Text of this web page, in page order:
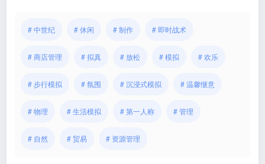
# 中世纪 # 休闲 # 制作 # 即时战术
# 商店管理 # 拟真 # 放松 # 模拟 # 欢乐
# 步行模拟 # 氛围 # 沉浸式模拟 # 温馨惬意
# 物理 # 生活模拟 # 第一人称 # 管理
# 自然 # 贸易 # 资源管理